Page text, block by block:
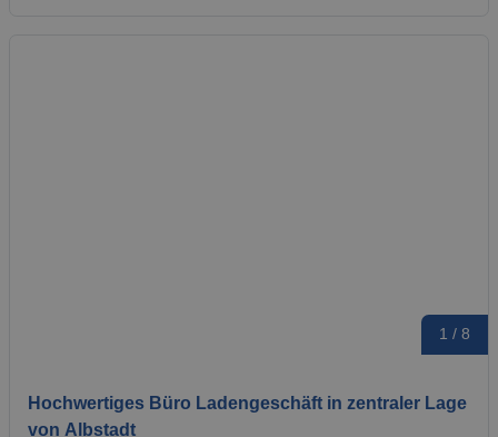
1 / 8
Hochwertiges Büro Ladengeschäft in zentraler Lage
von Albstadt